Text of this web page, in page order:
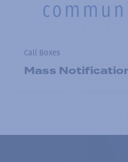
Call Boxes
Mass